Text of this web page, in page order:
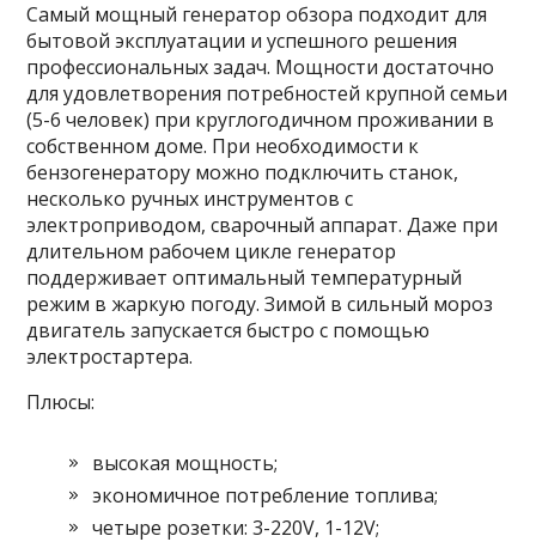
Самый мощный генератор обзора подходит для
бытовой эксплуатации и успешного решения
профессиональных задач. Мощности достаточно
для удовлетворения потребностей крупной семьи
(5-6 человек) при круглогодичном проживании в
собственном доме. При необходимости к
бензогенератору можно подключить станок,
несколько ручных инструментов с
электроприводом, сварочный аппарат. Даже при
длительном рабочем цикле генератор
поддерживает оптимальный температурный
режим в жаркую погоду. Зимой в сильный мороз
двигатель запускается быстро с помощью
электростартера.
Плюсы:
высокая мощность;
экономичное потребление топлива;
четыре розетки: 3-220V, 1-12V;